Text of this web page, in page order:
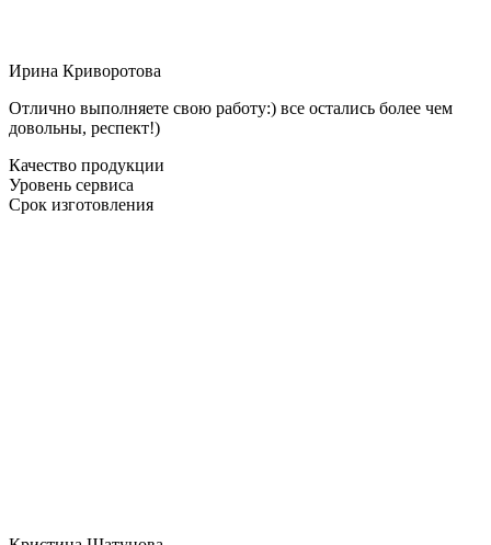
Ирина Криворотова
Отлично выполняете свою работу:) все остались более чем
довольны, респект!)
Качество продукции
Уровень сервиса
Срок изготовления